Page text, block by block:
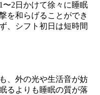
2日かけて徐々に睡眠
を和らげることができ
、シフト初日は短時間
、外の光や生活音が妨
るよりも睡眠の質が落